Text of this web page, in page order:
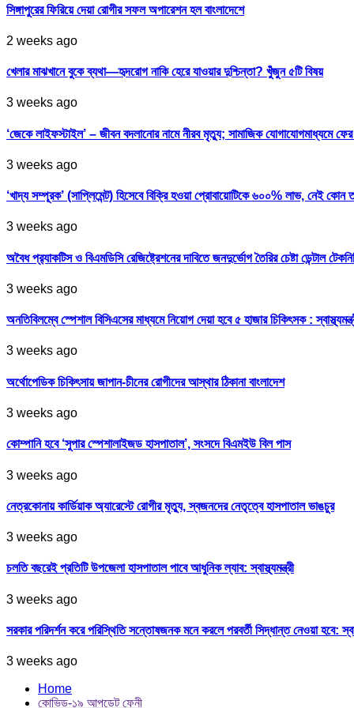
সিঙ্গাপুরের ফিরিয়ে দেয়া রোগীর সফল অপারেশন হল বাংলাদেশে
2 weeks ago
খেলার মাঝখানে বুকে ব্যথা—হৃদরোগ নাকি হেরে যাওয়ার দুশ্চিন্তা? খুঁজুন ৫টি বিষয়
3 weeks ago
‘জেকে লাইফস্টাইল’ – জীবন বদলানোর নামে নীরব মৃত্যু; সামাজিক যোগাযোগমাধ্যমে
3 weeks ago
‘খাদ্য সম্পূরক’ (সাপ্লিমেন্ট) হিসেবে বিক্রি হওয়া প্রোবায়োটিকে ৬০০% লাভ, নেই কোন
3 weeks ago
অবৈধ প্র‍্যাকটিস ও বিএমডিসি রেজিষ্ট্রেশনের দাবিতে জনদুর্ভোগ তৈরির চেষ্টা ডেন্টাল
3 weeks ago
অনতিবিলম্বে স্পেশাল বিসিএসের মাধ্যমে নিয়োগ দেয়া হবে ৫ হাজার চিকিৎসক :
3 weeks ago
অর্থোপেডিক চিকিৎসায় জাপান-চীনের রোগীদের আস্থার ঠিকানা বাংলাদেশ
3 weeks ago
কোম্পানি হবে ‘সুপার স্পেশালাইজড হাসপাতাল’, সংসদে বিএমইউ বিল পাস
3 weeks ago
নেত্রকোনায় কার্ডিয়াক অ্যারেস্টে রোগীর মৃত্যু, স্বজনদের নেতৃত্বে হাসপাতাল ভাঙচুর
3 weeks ago
চলতি বছরেই প্রতিটি উপজেলা হাসপাতাল পাবে আধুনিক ল্যাব: স্বাস্থ্যমন্ত্রী
3 weeks ago
সরকার পরিদর্শন করে পরিস্থিতি সন্তোষজনক মনে করলে পরবর্তী সিদ্ধান্ত নেওয়া হবে:
3 weeks ago
Home
কোভিড-১৯ আপডেট ফেনী